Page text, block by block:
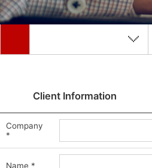
Client Information
Company
*
Name *